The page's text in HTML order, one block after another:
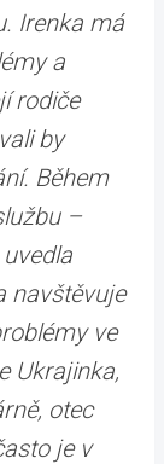
Irenka má
a
rodiče
by
Během
–
navštěvuje
ve
Ukrajinka,
otec
je v